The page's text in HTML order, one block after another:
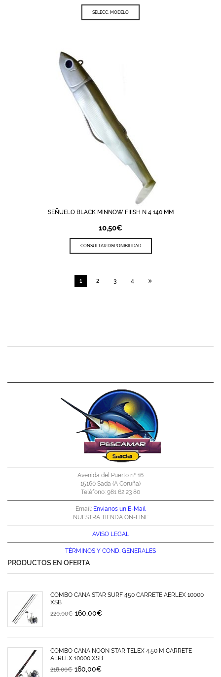
SELECC. MODELO
SEÑUELO BLACK MINNOW FIIISH N 4 140 MM
10,50€
CONSULTAR DISPONIBILIDAD
1 2 3 4
Avenida del Puerto nº 16
15160 Sada (A Coruña)
Teléfono: 981 62 23 80
Email: Envíanos un E-Mail
NUESTRA TIENDA ON-LINE
AVISO LEGAL
TÉRMINOS Y COND. GENERALES
PRODUCTOS EN OFERTA
COMBO CAÑA STAR SURF 450 CARRETE AERLEX 10000
XSB
220,00€ 160,00€
COMBO CAÑA NOON STAR TELEX 4.50 M CARRETE
AERLEX 10000 XSB
218,00€ 160,00€